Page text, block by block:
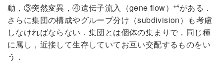
動，③突然変異，④遺伝子流入（gene flow）
※4がある．
さらに集団の構成やグループ分け（subdivision）も考慮
しなければならない．集団とは個体の集まりで，同じ種
に属し，近接して生存していてお互い交配するものをい
う．